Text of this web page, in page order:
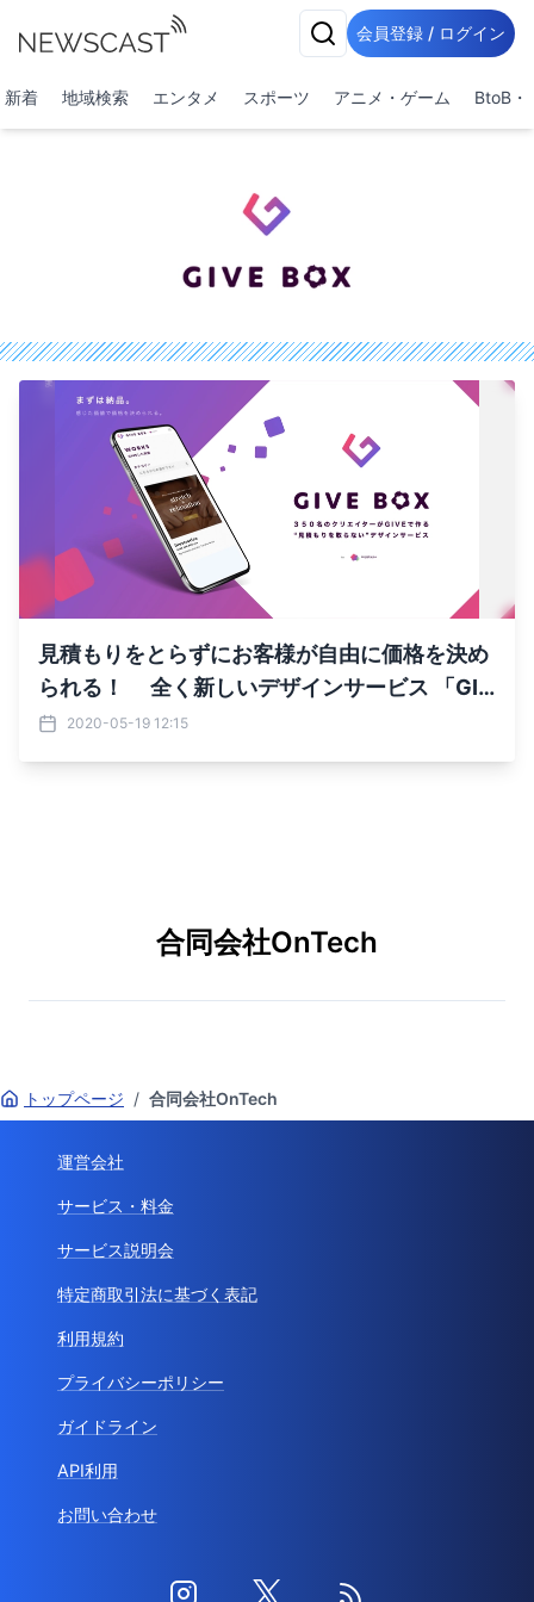
会員登録 / ログイン
新着 地域検索 エンタメ スポーツ アニメ・ゲーム BtoB・
見積もりをとらずにお客様が自由に価格を決め
られる！ 全く新しいデザインサービス 「GIV
EBOX」の提供を5月18日開始しました！
2020-05-19 12:15
合同会社OnTech
トップページ / 合同会社OnTech
運営会社
サービス・料金
サービス説明会
特定商取引法に基づく表記
利用規約
プライバシーポリシー
ガイドライン
API利用
お問い合わせ